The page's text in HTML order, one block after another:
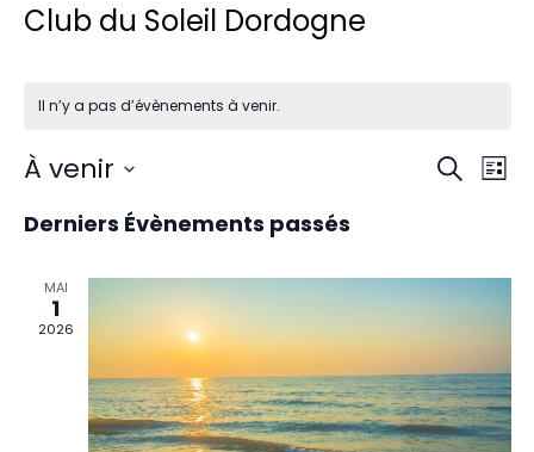
Club du Soleil Dordogne
Il n’y a pas d’évènements à venir.
de
vues
Liste
À venir
une
Derniers Évènements passés
MAI
1
2026